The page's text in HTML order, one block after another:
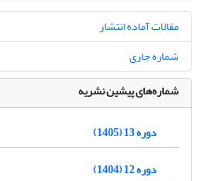
مقالات آماده انتشار
شماره جاری
شماره‌های پیشین نشریه
دوره 13 (1405)
دوره 12 (1404)